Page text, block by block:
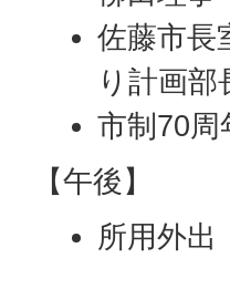
佐藤市長
り計画部
市制70周
【午後】
所用外出